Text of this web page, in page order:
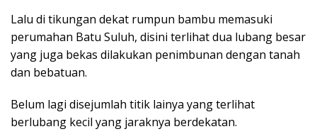
Lalu di tikungan dekat rumpun bambu memasuki
perumahan Batu Suluh, disini terlihat dua lubang besar
yang juga bekas dilakukan penimbunan dengan tanah
dan bebatuan.
Belum lagi disejumlah titik lainya yang terlihat
berlubang kecil yang jaraknya berdekatan.